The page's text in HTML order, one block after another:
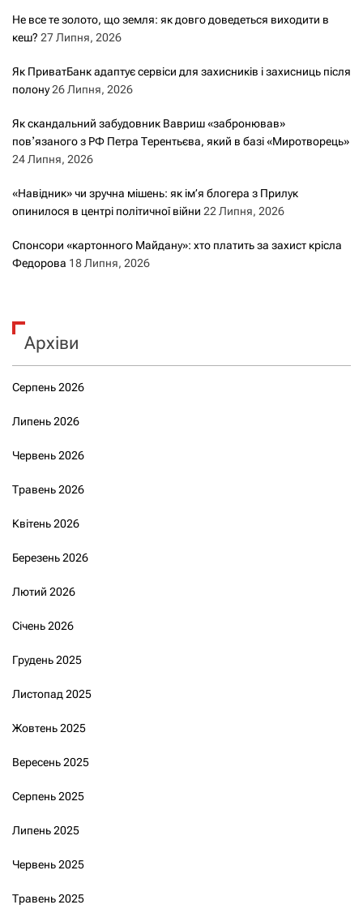
Не все те золото, що земля: як довго доведеться виходити в
кеш? 27 Липня, 2026
Як ПриватБанк адаптує сервіси для захисників і захисниць після
полону26 Липня, 2026
Як скандальний забудовник Вавриш «забронював»
повʼязаного з РФ Петра Терентьєва, який в базі «Миротворець»
24 Липня, 2026
«Навідник» чи зручна мішень: як ім’я блогера з Прилук
опинилося в центрі політичної війни 22 Липня, 2026
Спонсори «картонного Майдану»: хто платить за захист крісла
Федорова 18 Липня, 2026
Архіви
Серпень 2026
Липень 2026
Червень 2026
Травень 2026
Квітень 2026
Березень 2026
Лютий 2026
Січень 2026
Грудень 2025
Листопад 2025
Жовтень 2025
Вересень 2025
Серпень 2025
Липень 2025
Червень 2025
Травень 2025